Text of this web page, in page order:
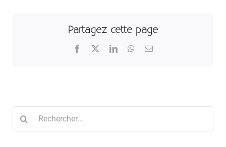
Partagez cette page
Facebook LinkedInWhatsApp
Email